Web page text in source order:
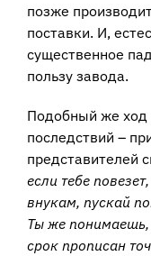
позже
поставки. И,
существенное
пользу завода.
Подобный же ход
последствий –
представителей
если тебе
внукам, пускай
Ты же понимаешь,
срок прописан